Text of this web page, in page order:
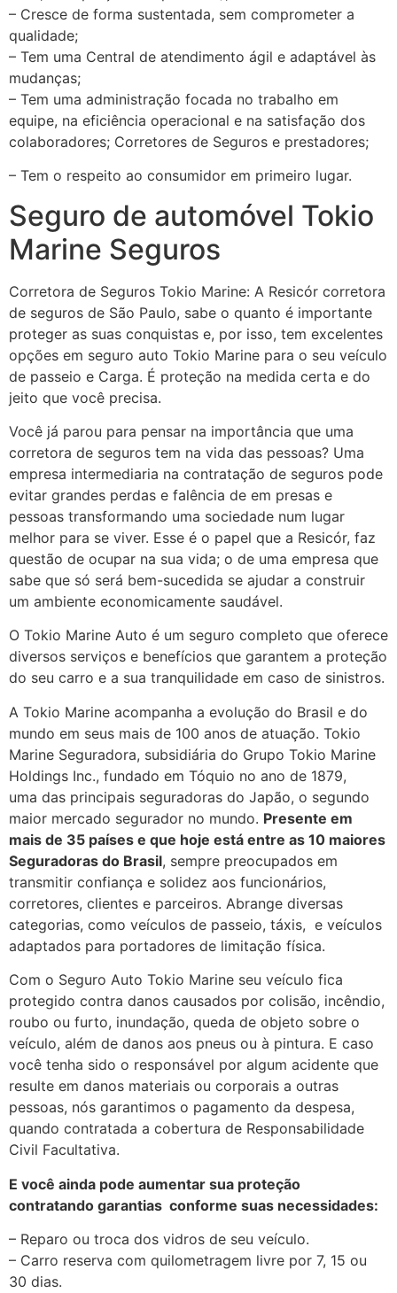
– Cresce de forma sustentada, sem comprometer a
qualidade;
– Tem uma Central de atendimento ágil e adaptável às
mudanças;
– Tem uma administração focada no trabalho em
equipe, na eficiência operacional e na satisfação dos
colaboradores; Corretores de Seguros e prestadores;
– Tem o respeito ao consumidor em primeiro lugar.
Seguro de automóvel Tokio
Marine Seguros
Corretora de Seguros Tokio Marine: A Resicór corretora
de seguros de São Paulo, sabe o quanto é importante
proteger as suas conquistas e, por isso, tem excelentes
opções em seguro auto Tokio Marine para o seu veículo
de passeio e Carga. É proteção na medida certa e do
jeito que você precisa.
Você já parou para pensar na importância que uma
corretora de seguros tem na vida das pessoas? Uma
empresa intermediaria na contratação de seguros pode
evitar grandes perdas e falência de em presas e
pessoas transformando uma sociedade num lugar
melhor para se viver. Esse é o papel que a Resicór, faz
questão de ocupar na sua vida; o de uma empresa que
sabe que só será bem-sucedida se ajudar a construir
um ambiente economicamente saudável.
O Tokio Marine Auto é um seguro completo que oferece
diversos serviços e benefícios que garantem a proteção
do seu carro e a sua tranquilidade em caso de sinistros.
A Tokio Marine acompanha a evolução do Brasil e do
mundo em seus mais de 100 anos de atuação. Tokio
Marine Seguradora, subsidiária do Grupo Tokio Marine
Holdings Inc., fundado em Tóquio no ano de 1879,
uma das principais seguradoras do Japão, o segundo
maior mercado segurador no mundo. Presente em
mais de 35 países e que hoje está entre as 10 maiores
Seguradoras do Brasil, sempre preocupados em
transmitir confiança e solidez aos funcionários,
corretores, clientes e parceiros. Abrange diversas
categorias, como veículos de passeio, táxis, e veículos
adaptados para portadores de limitação física.
Com o Seguro Auto Tokio Marine seu veículo fica
protegido contra danos causados por colisão, incêndio,
roubo ou furto, inundação, queda de objeto sobre o
veículo, além de danos aos pneus ou à pintura. E caso
você tenha sido o responsável por algum acidente que
resulte em danos materiais ou corporais a outras
pessoas, nós garantimos o pagamento da despesa,
quando contratada a cobertura de Responsabilidade
Civil Facultativa.
E você ainda pode aumentar sua proteção
contratando garantias conforme suas necessidades:
– Reparo ou troca dos vidros de seu veículo.
– Carro reserva com quilometragem livre por 7, 15 ou
30 dias.